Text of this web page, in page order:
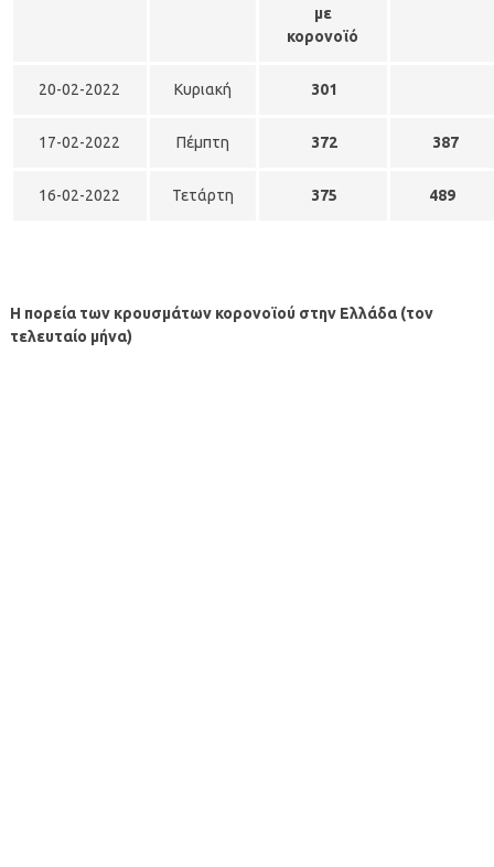
με
κορονοϊό
20-02-2022 Κυριακή 301
17-02-2022 Πέμπτη 372 387
16-02-2022 Τετάρτη 375 489
Η πορεία των κρουσμάτων κορονοϊού στην Ελλάδα (τον
τελευταίο μήνα)